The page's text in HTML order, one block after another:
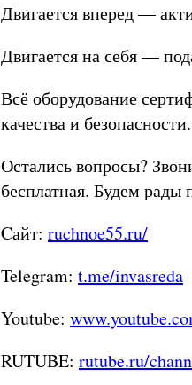
Двигается вперед —
Двигается на себя —
Всё оборудование
качества и безопасности.
Остались вопросы?
бесплатная. Будем рады
Cайт: ruchnoe55.ru/
Telegram: t.me/invasreda
Youtube:
RUTUBE: rutube.ru/